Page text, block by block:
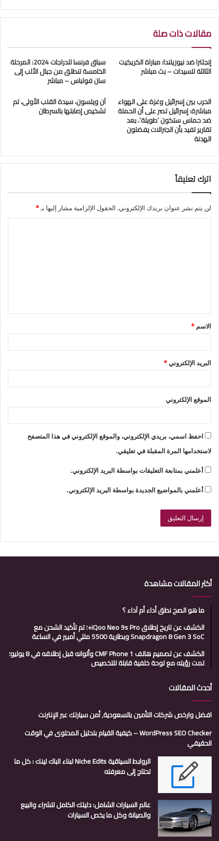
مقالات ذات صلة
إنجلترا ضد نيوزيلندا: مباراة الكريكيت
الثالثة للسيدات – بث مباشر
سباق فرنسا للدراجات 2024: المرحلة
الخامسة تنطلق من جبال الألب إلى
سان فولباس – مباشر
الحرب بين إسرائيل وغزة على الهواء
مباشرة: إسرائيل تصر على أن الحملة
ضد حماس ستكون ’طويلة’، بعد
تقارير تفيد بأن الجنرالات يفضلون
الهدنة
آن ويلسون، سيدة القلب الأولى، تم
تشخيص إصابتها بالسرطان
اترك تعليقاً
لن يتم نشر عنوان بريدك الإلكتروني. الحقول الإلزامية مشار إليها بـ*
ق
*
الاسم *
البريد الإلكتروني*
الموقع الإلكتروني
احفظ اسمي، بريدي الإلكتروني، والموقع الإلكتروني في هذا المتصفح
لاستخدامها المرة المقبلة في تعليقي.
أعلمني بمتابعة التعليقات بواسطة البريد الإلكتروني.
أعلمني بالمواضيع الجديدة بواسطة البريد الإلكتروني.
أكثر المقالات مشاهدة
ما هو الصح نطق أداء أم آداء ؟
الكشف عن تاريخ إطلاق iQoo Neo 9s Pro+؛ تم تأكيد الشحن مع
Snapdragon 8 Gen 3 SoC وبطارية 5500 مللي أمبير في الساعة
الكشف عن تصميم هاتف CMF Phone 1 وألوانه قبل إطلاقه في 8 يوليو؛
تمت رؤيته مع لوحة خلفية قابلة للتخصيص
أحدث المقالات
افضل وارخص شركات التأمين بالسعودية, أمن سيارتك عبر الإنترنت
WordPress SEO Checker – كيفية القيام بتحليل المحتوى في الوقت
الحقيقي
الروابط السياقية Niche Edits لبناء الباك لينك : كل ما
تحتاج إلى معرفته
عالم السيارات الشامل: دليلك الكامل للشراء والبيع
والصيانة وكل ما يخص السيارات